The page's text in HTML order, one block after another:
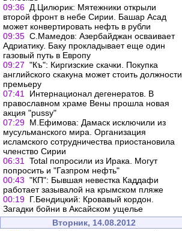
09:36 Д.Цилюрик: Мятежники открыли
второй фронт в небе Сирии. Башар Асад
может конвертировать нефть в рубли
09:35 С.Мамедов: Азербайджан осваивает
Адриатику. Баку прокладывает еще один
газовый путь в Европу
09:27 "Къ": Киргизские скачки. Покупка
английского скакуна может стоить должности
премьеру
07:41
Интернационал дегенератов. В
православном храме Вены прошла новая
акция "рussy"
07:29 М.Ефимова: Дамаск исключили из
мусульманского мира. Организация
исламского сотрудничества приостановила
членство Сирии
06:31
Total попросили из Ирака. Могут
попросить и "Газпром нефть"
00:43 "КП": Бывшая невестка Каддафи
работает зазывалой на крымском пляже
00:19 Г.Бендицкий: Кровавый кордон.
Загадки бойни в Аксайском ущелье
Вторник, 14.08.2012